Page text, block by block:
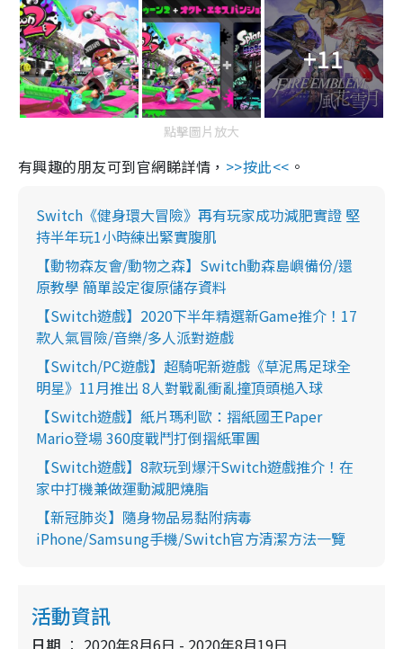
+11
點擊圖片放大
有興趣的朋友可到官網睇詳情， >>按此<< 。
Switch《健身環大冒險》再有玩家成功減肥實證 堅
持半年玩1小時練出緊實腹肌
【動物森友會/動物之森】Switch動森島嶼備份/還
原教學 簡單設定復原儲存資料
【Switch遊戲】2020下半年精選新Game推介！17
款人氣冒險/音樂/多人派對遊戲
【Switch/PC遊戲】超騎呢新遊戲《草泥馬足球全
明星》11月推出 8人對戰亂衝亂撞頂頭槌入球
【Switch遊戲】紙片瑪利歐：摺紙國王Paper
Mario登場 360度戰鬥打倒摺紙軍團
【Switch遊戲】8款玩到爆汗Switch遊戲推介！在
家中打機兼做運動減肥燒脂
【新冠肺炎】隨身物品易黏附病毒
iPhone/Samsung手機/Switch官方清潔方法一覽
活動資訊
日期 2020年8月6日 - 2020年8月19日